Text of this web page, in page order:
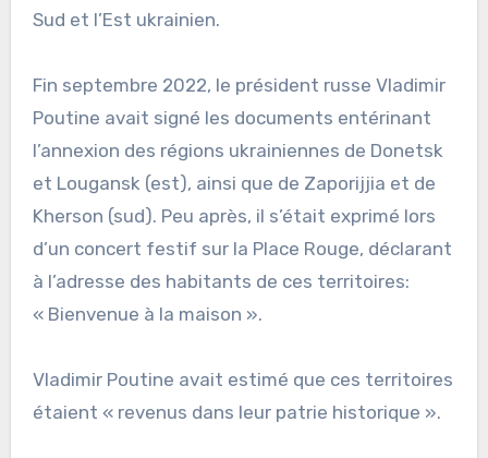
Sud et l’Est ukrainien.
Fin septembre 2022, le président russe Vladimir
Poutine avait signé les documents entérinant
l’annexion des régions ukrainiennes de Donetsk
et Lougansk (est), ainsi que de Zaporijjia et de
Kherson (sud). Peu après, il s’était exprimé lors
d’un concert festif sur la Place Rouge, déclarant
à l’adresse des habitants de ces territoires:
« Bienvenue à la maison ».
Vladimir Poutine avait estimé que ces territoires
étaient « revenus dans leur patrie historique ».